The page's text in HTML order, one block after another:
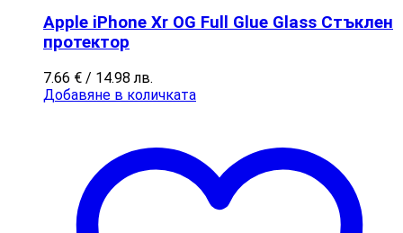
Apple iPhone Xr OG Full Glue Glass Стъклен
протектор
7.66 € / 14.98 лв.
Добавяне в количката